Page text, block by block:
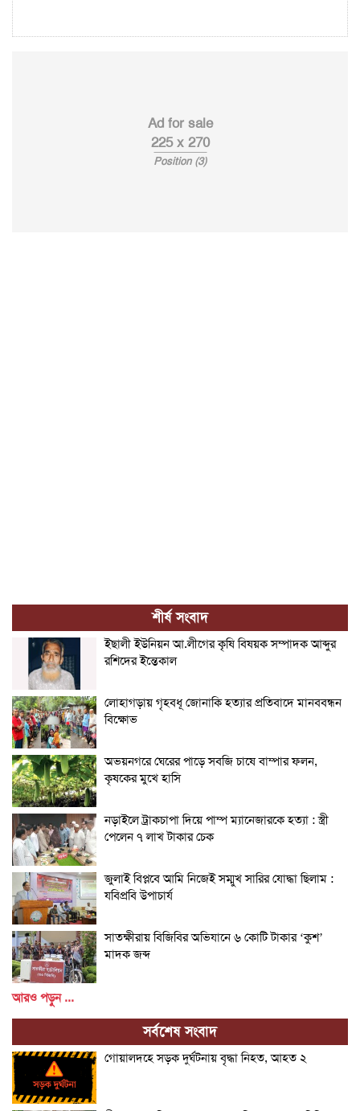
Ad for sale
225 x 270
Position (3)
শীর্ষ সংবাদ
ইছালী ইউনিয়ন আ.লীগের কৃষি বিষয়ক সম্পাদক আব্দুর
রশিদের ইন্তেকাল
লোহাগড়ায় গৃহবধূ জোনাকি হত্যার প্রতিবাদে মানববন্ধন
বিক্ষোভ
অভয়নগরে ঘেরের পাড়ে সবজি চাষে বাম্পার ফলন,
কৃষকের মুখে হাসি
নড়াইলে ট্রাকচাপা দিয়ে পাম্প ম্যানেজারকে হত্যা : স্ত্রী
পেলেন ৭ লাখ টাকার চেক
জুলাই বিপ্লবে আমি নিজেই সম্মুখ সারির যোদ্ধা ছিলাম :
যবিপ্রবি উপাচার্য
সাতক্ষীরায় বিজিবির অভিযানে ৬ কোটি টাকার ‘কুশ’
মাদক জব্দ
আরও পড়ুন ...
সর্বশেষ সংবাদ
গোয়ালদহে সড়ক দুর্ঘটনায় বৃদ্ধা নিহত, আহত ২